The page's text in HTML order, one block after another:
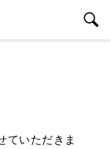
ていただきま